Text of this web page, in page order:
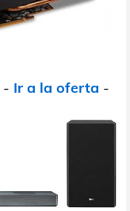
- Ir a la oferta -